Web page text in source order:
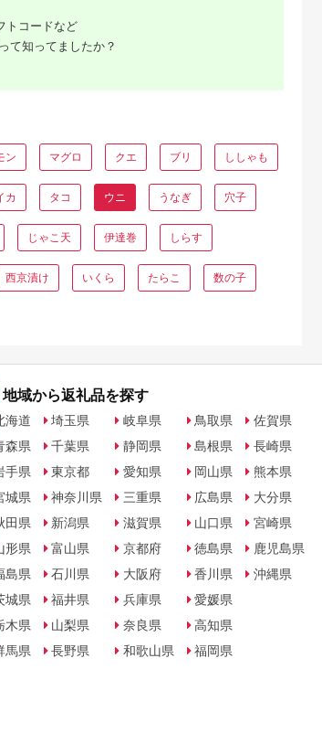
トコードなど
て知ってましたか？
ン マグロ クエ ブリ ししゃも
カ タコ ウニ うなぎ 穴子
じゃこ天 伊達巻 しらす
西京漬け いくら たらこ 数の子
地域から返礼品を探す
海道
森県
手県
城県
田県
形県
島県
城県
木県
馬県
埼玉県
千葉県
東京都
神奈川県
新潟県
富山県
石川県
福井県
山梨県
長野県
岐阜県
静岡県
愛知県
三重県
滋賀県
京都府
大阪府
兵庫県
奈良県
和歌山県
鳥取県
島根県
岡山県
広島県
山口県
徳島県
香川県
愛媛県
高知県
福岡県
佐賀県
長崎県
熊本県
大分県
宮崎県
鹿児島県
沖縄県